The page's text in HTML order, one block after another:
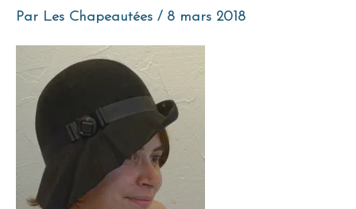
Par Les Chapeautées / 8 mars 2018